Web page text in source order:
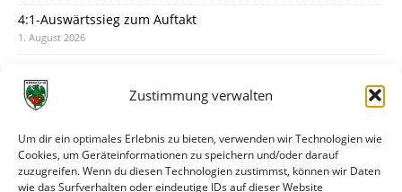
Zustimmung verwalten
Um dir ein optimales Erlebnis zu bieten, verwenden wir Technologien wie
Cookies, um Geräteinformationen zu speichern und/oder darauf
zuzugreifen. Wenn du diesen Technologien zustimmst, können wir Daten
wie das Surfverhalten oder eindeutige IDs auf dieser Website
4:1-Auswärtssieg zum Auftakt
1. August 2026
31. Juli 2026
30. Juli 2026
Deine Spielminute: 89+1
28. Juli 2026